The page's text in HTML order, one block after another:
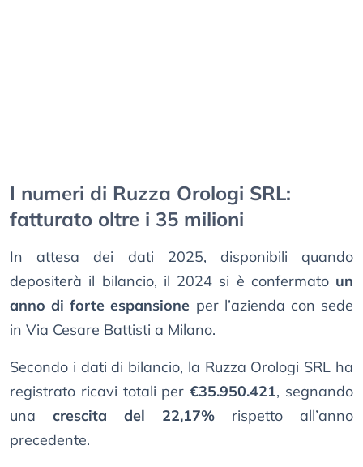
I numeri di Ruzza Orologi SRL:
fatturato oltre i 35 milioni
In attesa dei dati 2025, disponibili quando
depositerà il bilancio, il 2024 si è confermatoun
anno di forte espansione per l’azienda con sede
in Via Cesare Battisti a Milano.
Secondo i dati di bilancio, la Ruzza Orologi SRL ha
registrato ricavi totali per €35.950.421, segnando
una crescita del 22,17% rispetto all’anno
precedente.